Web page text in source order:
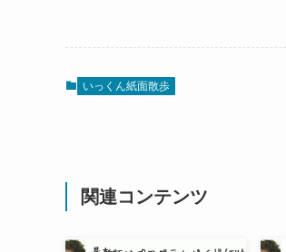
いっくん紙面散歩
関連コンテンツ